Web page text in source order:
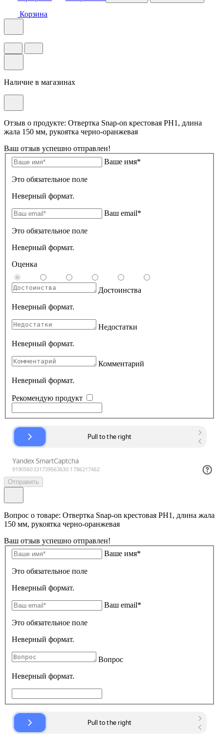
Корзина
Наличие в магазинах
Отзыв о продукте: Отвертка Snap-on крестовая РН1, длина
жала 150 мм, рукоятка черно-оранжевая
Ваш отзыв успешно отправлен!
Ваше имя*
Это обязательное поле
Неверный формат.
Ваш email*
Это обязательное поле
Неверный формат.
Оценка
Достоинства
Неверный формат.
Недостатки
Неверный формат.
Комментарий
Неверный формат.
Рекомендую продукт
Отправить
Вопрос о товаре: Отвертка Snap-on крестовая РН1, длина жала
150 мм, рукоятка черно-оранжевая
Ваш отзыв успешно отправлен!
Ваше имя*
Это обязательное поле
Неверный формат.
Ваш email*
Это обязательное поле
Неверный формат.
Вопрос
Неверный формат.